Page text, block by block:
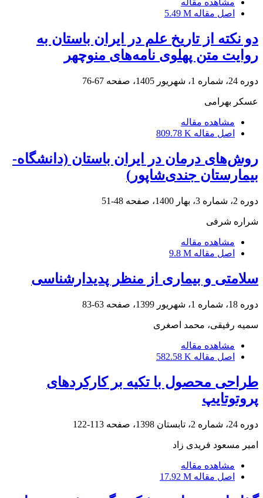
مشاهده مقاله
اصل مقاله 5.49 M
دو نکته از تاریخ علم در ایران باستان به
روایت متن پهلوی نامه‌های منوچهر
دوره 24، شماره 1، شهریور 1405، صفحه 67-76
عسکر بهرامی
مشاهده مقاله
اصل مقاله 809.78 K
روش‌های درمان در ایران باستان (دانشگاه-
بیمارستان جندی‌شاپور)
دوره 2، شماره 3، بهار 1400، صفحه 48-51
شراره شرفی
مشاهده مقاله
اصل مقاله 9.8 M
سلامتی و بیماری از منظر پدیدارشناسی
دوره 18، شماره 1، شهریور 1399، صفحه 63-83
سمیه رفیقی، محمد اصغری
مشاهده مقاله
اصل مقاله 582.58 K
طراحی محصول با تکیه بر کارکردهای
پروتوتایپ
دوره 24، شماره 2، تابستان 1398، صفحه 113-122
امیر مسعود فریدی زاد
مشاهده مقاله
اصل مقاله 17.92 M